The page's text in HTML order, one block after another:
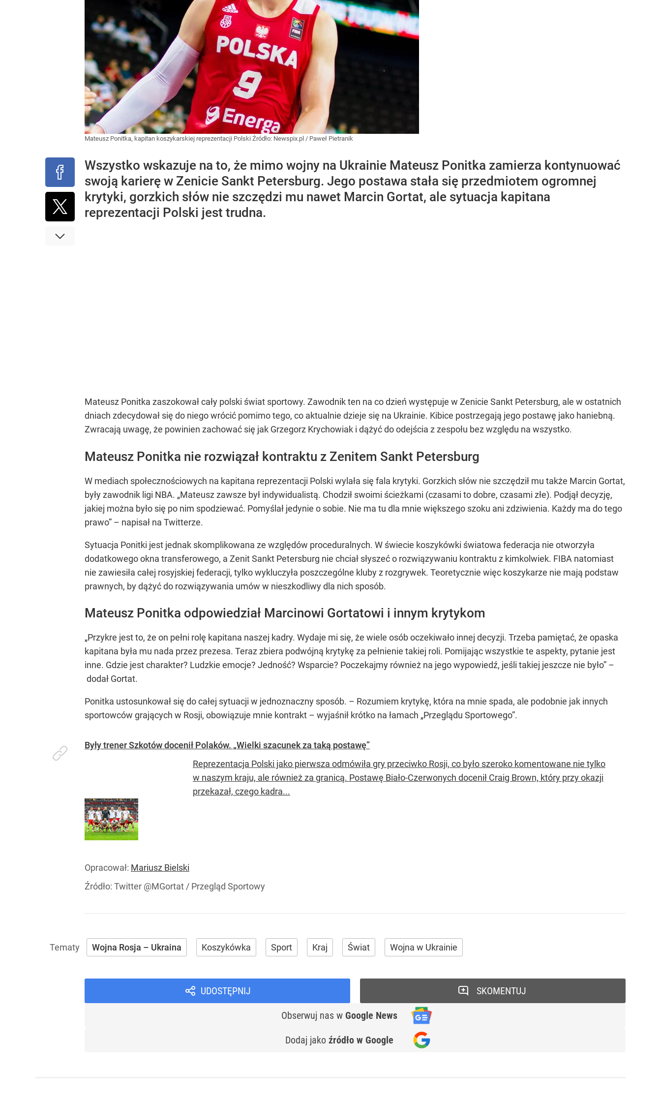
Mateusz Ponitka, kapitan koszykarskiej reprezentacji Polski Źródło: Newspix.pl / Paweł Pietranik
Wszystko wskazuje na to, że mimo wojny na Ukrainie Mateusz Ponitka zamierza kontynuować
swoją karierę w Zenicie Sankt Petersburg. Jego postawa stała się przedmiotem ogromnej
krytyki, gorzkich słów nie szczędzi mu nawet Marcin Gortat, ale sytuacja kapitana
reprezentacji Polski jest trudna.
Mateusz Ponitka zaszokował cały polski świat sportowy. Zawodnik ten na co dzień występuje w Zenicie Sankt Petersburg, ale w ostatnich
dniach zdecydował się do niego wrócić pomimo tego, co aktualnie dzieje się na Ukrainie. Kibice postrzegają jego postawę jako haniebną.
Zwracają uwagę, że powinien zachować się jak Grzegorz Krychowiak i dążyć do odejścia z zespołu bez względu na wszystko.
Mateusz Ponitka nie rozwiązał kontraktu z Zenitem Sankt Petersburg
W mediach społecznościowych na kapitana reprezentacji Polski wylała się fala krytyki. Gorzkich słów nie szczędził mu także Marcin Gortat,
były zawodnik ligi NBA. „Mateusz zawsze był indywidualistą. Chodził swoimi ścieżkami (czasami to dobre, czasami złe). Podjął decyzję,
jakiej można było się po nim spodziewać. Pomyślał jedynie o sobie. Nie ma tu dla mnie większego szoku ani zdziwienia. Każdy ma do tego
prawo” – napisał na Twitterze.
Sytuacja Ponitki jest jednak skomplikowana ze względów proceduralnych. W świecie koszykówki światowa federacja nie otworzyła
dodatkowego okna transferowego, a Zenit Sankt Petersburg nie chciał słyszeć o rozwiązywaniu kontraktu z kimkolwiek. FIBA natomiast
nie zawiesiła całej rosyjskiej federacji, tylko wykluczyła poszczególne kluby z rozgrywek. Teoretycznie więc koszykarze nie mają podstaw
prawnych, by dążyć do rozwiązywania umów w nieszkodliwy dla nich sposób.
Mateusz Ponitka odpowiedział Marcinowi Gortatowi i innym krytykom
„Przykre jest to, że on pełni rolę kapitana naszej kadry. Wydaje mi się, że wiele osób oczekiwało innej decyzji. Trzeba pamiętać, że opaska
kapitana była mu nada przez prezesa. Teraz zbiera podwójną krytykę za pełnienie takiej roli. Pomijając wszystkie te aspekty, pytanie jest
inne. Gdzie jest charakter? Ludzkie emocje? Jedność? Wsparcie? Poczekajmy również na jego wypowiedź, jeśli takiej jeszcze nie było” –
dodał Gortat.
Ponitka ustosunkował się do całej sytuacji w jednoznaczny sposób. – Rozumiem krytykę, która na mnie spada, ale podobnie jak innych
sportowców grających w Rosji, obowiązuje mnie kontrakt – wyjaśnił krótko na łamach „Przeglądu Sportowego”.
Były trener Szkotów docenił Polaków. „Wielki szacunek za taką postawę”
Reprezentacja Polski jako pierwsza odmówiła gry przeciwko Rosji, co było szeroko komentowane nie tylko
w naszym kraju, ale również za granicą. Postawę Biało-Czerwonych docenił Craig Brown, który przy okazji
przekazał, czego kadra...
Opracował: Mariusz Bielski
Źródło: Twitter @MGortat / Przegląd Sportowy
Wojna Rosja – Ukraina Koszykówka Sport Kraj Świat Wojna w Ukrainie
UDOSTĘPNIJ
Obserwuj nas w Google News
Dodaj jako źródło w Google
SKOMENTUJ